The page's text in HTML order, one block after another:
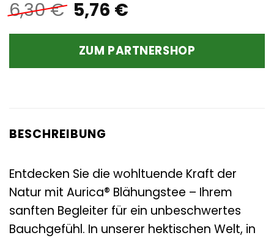
6,30€ Ursprünglicher
Preis
war:
6,30 €
5,76 €Aktueller
ist:
5,76 €.
ZUM PARTNERSHOP
BESCHREIBUNG
Entdecken Sie die wohltuende Kraft der
Natur mit Aurica® Blähungstee – Ihrem
sanften Begleiter für ein unbeschwertes
Bauchgefühl. In unserer hektischen Welt, in